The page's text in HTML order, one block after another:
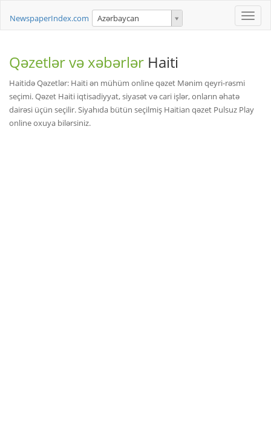
Toggle
NewspaperIndex.com Azərbaycan
Qəzetlər və xəbərlər Haiti
Haitidə Qəzetlər: Haiti ən mühüm online qəzet Mənim qeyri-rəsmi
seçimi. Qəzet Haiti iqtisadiyyat, siyasət və cari işlər, onların əhatə
dairəsi üçün seçilir. Siyahıda bütün seçilmiş Haitian qəzet Pulsuz Play
online oxuya bilərsiniz.